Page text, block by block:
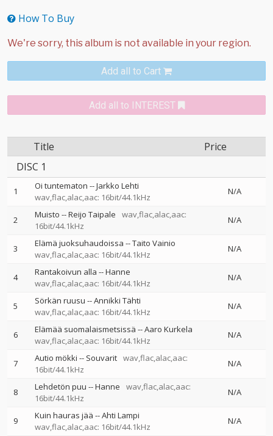
How To Buy
Add all to Cart
Add all to INTEREST
Title
Price
DISC 1
1 Oi tuntematon --Jarkko Lehti
wav,flac,alac,aac: 16bit/44.1kHz
N/A
2 Muisto --Reijo Taipale
wav,flac,alac,aac:
16bit/44.1kHz
N/A
3 Elämä juoksuhaudoissa --Taito Vainio
wav,flac,alac,aac: 16bit/44.1kHz
N/A
4 Rantakoivun alla --Hanne
wav,flac,alac,aac: 16bit/44.1kHz
N/A
5 Sörkän ruusu --Annikki Tähti
wav,flac,alac,aac: 16bit/44.1kHz
N/A
6 Elämää suomalaismetsissä --Aaro Kurkela
wav,flac,alac,aac: 16bit/44.1kHz
N/A
7 Autio mökki -- Souvarit wav,flac,alac,aac:
16bit/44.1kHz
N/A
8 Lehdetön puu --Hanne
wav,flac,alac,aac:
16bit/44.1kHz
N/A
9 Kuin hauras jää --Ahti Lampi
wav,flac,alac,aac: 16bit/44.1kHz
N/A